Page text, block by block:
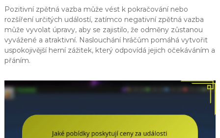
Pozitivní zpětná vazba může vést k pokračování nebo
rozšíření určitých událostí, zatímco negativní zpětná vazba
může vyvolat úpravy, aby se zajistilo, že odměny zůstanou
vyvážené a atraktivní. Naslouchání hráčům pomáhá vytvořit
uspokojivější herní zážitek, který odpovídá jejich očekáváním a
přáním.